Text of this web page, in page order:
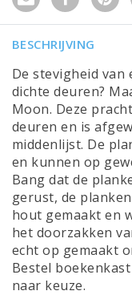
BESCHRIJVING
De stevigheid van
dichte deuren?
Moon. Deze
deuren en is
middenlijst. De
en kunnen op
Bang dat de
gerust, de
hout gemaakt en
het doorzakken
echt op gemaakt
Bestel
naar keuze.